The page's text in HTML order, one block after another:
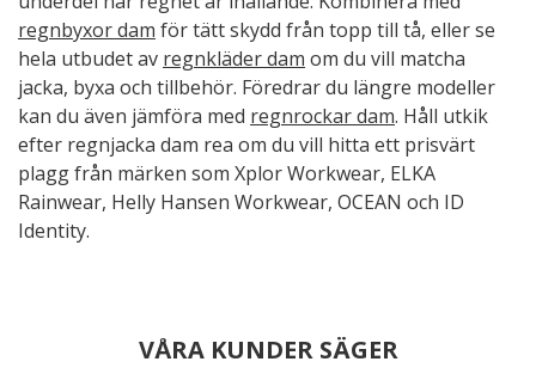
regnbyxor dam för tätt skydd från topp till tå, eller se
hela utbudet av regnkläder dam om du vill matcha
jacka, byxa och tillbehör. Föredrar du längre modeller
kan du även jämföra med regnrockar dam. Håll utkik
efter regnjacka dam rea om du vill hitta ett prisvärt
plagg från märken som Xplor Workwear, ELKA
Rainwear, Helly Hansen Workwear, OCEAN och ID
Identity.
VÅRA KUNDER SÄGER